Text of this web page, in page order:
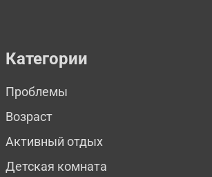
Категории
Проблемы
Возраст
Активный отдых
Детская комната